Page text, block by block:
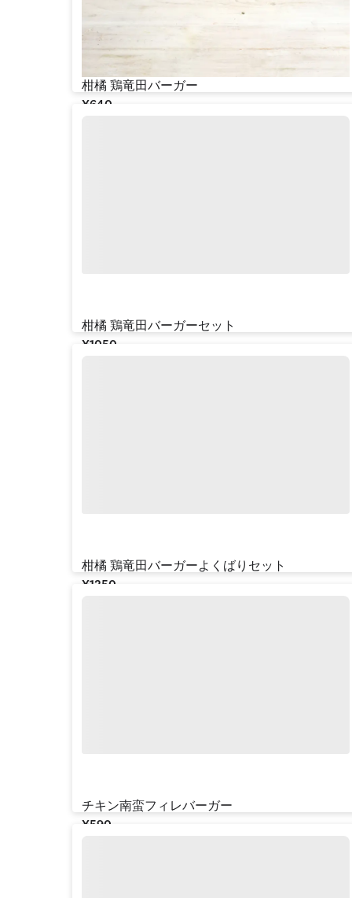
柑橘 鶏竜田バーガー
¥‎640
柑橘 鶏竜田バーガーセット
¥‎1050
柑橘 鶏竜田バーガーよくばりセット
¥‎1350
チキン南蛮フィレバーガー
¥‎590